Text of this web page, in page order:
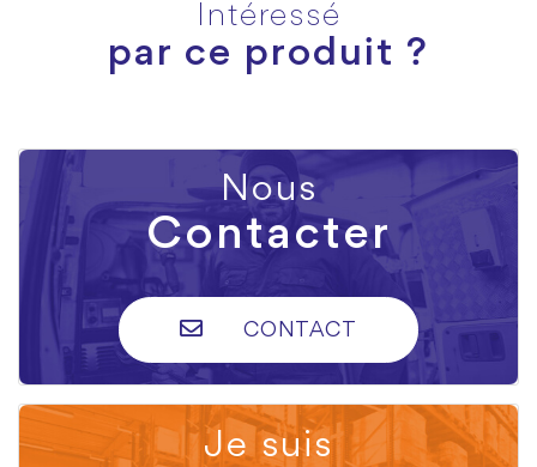
Intéressé
par ce produit ?
Nous
Contacter
CONTACT
Je suis